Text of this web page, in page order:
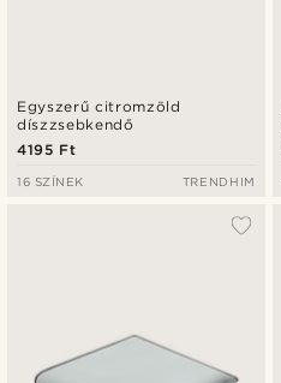
Egyszerű citromzöld
díszzsebkendő
4195 Ft
16 SZÍNEK TRENDHIM